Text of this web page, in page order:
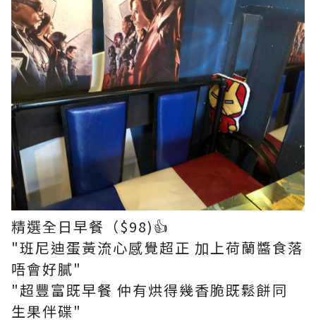
精選全日早餐（$98)👍
"班尼迪蛋黃流心感覺超正 加上荷蘭醬食落
唔會好膩"
"超豐富既早餐 仲有烘得幾香脆既鬆餅同
生果伴碟"